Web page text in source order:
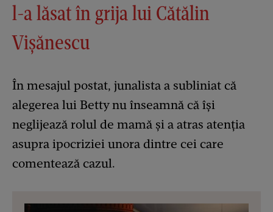
l-a lăsat în grija lui Cătălin
Vișănescu
În mesajul postat, junalista a subliniat că
alegerea lui Betty nu înseamnă că își
neglijează rolul de mamă și a atras atenția
asupra ipocriziei unora dintre cei care
comentează cazul.